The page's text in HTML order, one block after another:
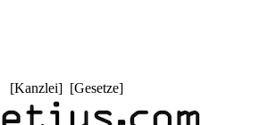
[Kanzlei] [Gesetze]